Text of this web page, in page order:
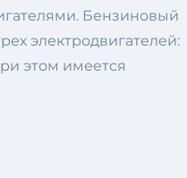
Бензиновый
электродвигателей:
этом имеется